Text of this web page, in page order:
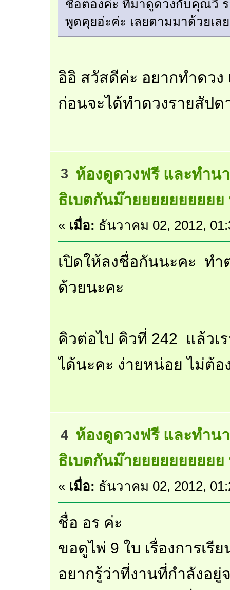
ชื่อตองค่ะ ที่มาดูดวงกับคุณวิ
พูดคุยอ่ะค่ะ เลยตามมาด้วยเล
อิอิ สวัสดีค่ะ อยากทำดวง
ก่อนจะได้ทำดวงรายสัปด
3 ห้องดูดวงฟรี และทำน
ธิเบตกันม๊ายยยยยยยยยย
« เมื่อ: ธันวาคม 02, 2012,
เปิดให้ลงชื่อกันนะคะ ทำ
ด้วยนะคะ
คิวต่อไป คิวที่ 242 แล้วเ
ได้นะคะ ง่ายหน่อย ไม่ต้อ
4 ห้องดูดวงฟรี และทำน
ธิเบตกันม๊ายยยยยยยยยย
« เมื่อ: ธันวาคม 02, 2012,
ชื่อ อร ค่ะ
ขอดูไพ่ 9 ใบ เรื่องการเรี
อยากรู้ว่าที่งานที่กำลังอยู่